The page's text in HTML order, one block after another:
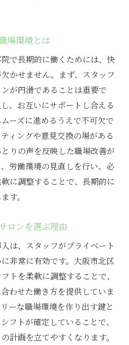
場環境とは
で長期的に働くためには、快
かせません。まず、スタッフ
が円滑であることは重要で
、お互いにサポートし合える
ーズに進めるうえで不可欠で
ィングや意見交換の場がある
りの声を反映した職場改善が
労働環境の見直しを行い、必
に調整することで、長期的に
す。
ロンを選ぶ理由
は、スタッフがプライベート
非常に有効です。大阪市北区
トを柔軟に調整することで、
わせた働き方を提供していま
ーな職場環境を作り出す鍵と
フトが確定していることで、
計画を立てやすくなります。